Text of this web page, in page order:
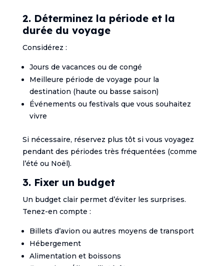
2. Déterminez la période et la
durée du voyage
Considérez :
Jours de vacances ou de congé
Meilleure période de voyage pour la
destination (haute ou basse saison)
Événements ou festivals que vous souhaitez
vivre
Si nécessaire, réservez plus tôt si vous voyagez
pendant des périodes très fréquentées (comme
l’été ou Noël).
3. Fixer un budget
Un budget clair permet d’éviter les surprises.
Tenez-en compte :
Billets d’avion ou autres moyens de transport
Hébergement
Alimentation et boissons